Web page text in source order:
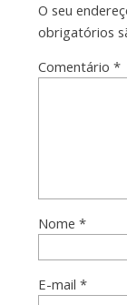
O seu
obrigatórios
Comentário *
Nome *
E-mail *